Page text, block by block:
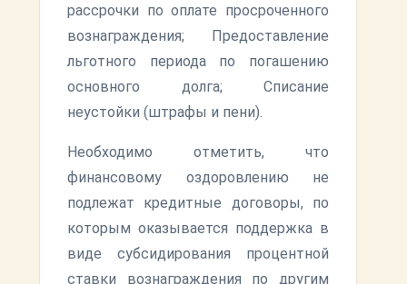
рассрочки по оплате просроченного
вознаграждения; Предоставление
льготного периода по погашению
основного долга; Списание
неустойки (штрафы и пени).
Необходимо отметить, что
финансовому оздоровлению не
подлежат кредитные договоры, по
которым оказывается поддержка в
виде субсидирования процентной
ставки вознаграждения по другим